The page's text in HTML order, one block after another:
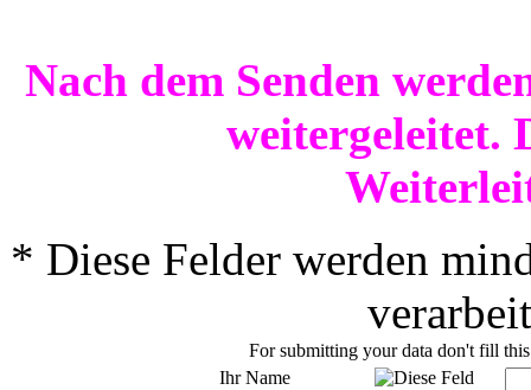
Nach dem Senden
weitergeleitet.
* Diese Felder werden
For submitting your data don't fill
Ihr Name